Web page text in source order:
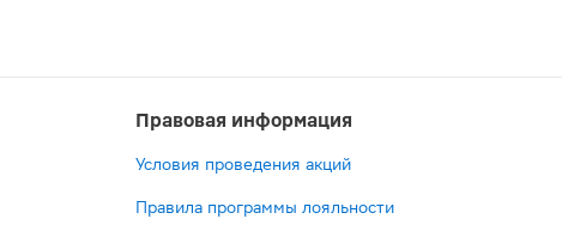
Правовая информация
Условия проведения акций
Правила программы лояльности